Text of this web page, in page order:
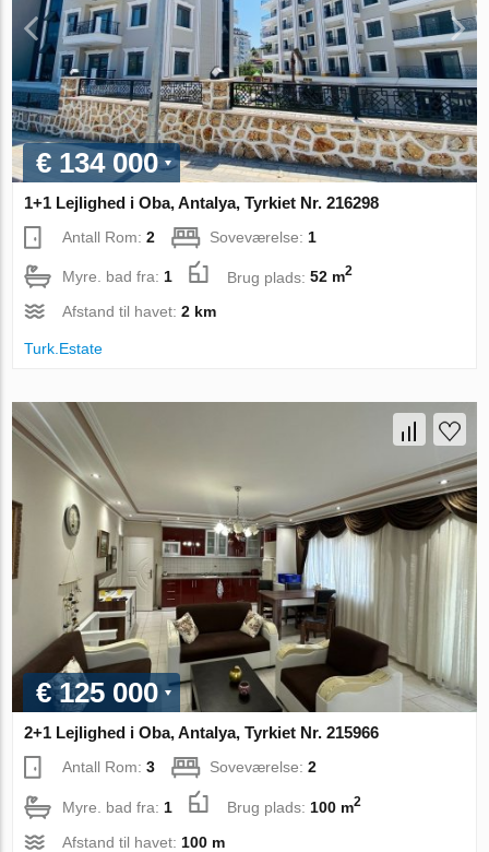
€ 134 000
1+1 Lejlighed i Oba, Antalya, Tyrkiet Nr. 216298
Antall Rom:2 Soveværelse: 1
Myre. bad fra:1 Brug plads:52 m2
Afstand til havet:2 km
Turk.Estate
€ 125 000
2+1 Lejlighed i Oba, Antalya, Tyrkiet Nr. 215966
Antall Rom:3 Soveværelse:2
Myre. bad fra: 1 Brug plads: 100 m2
Afstand til havet: 100 m